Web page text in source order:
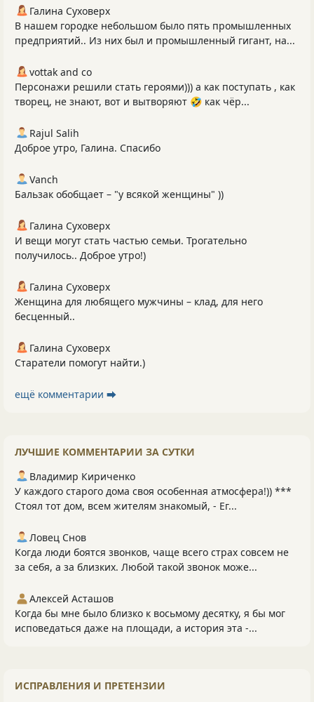
Галина Суховерх
В нашем городке небольшом было пять промышленных
предприятий.. Из них был и промышленный гигант, на...
vottak and co
Персонажи решили стать героями))) а как поступать , как
творец, не знают, вот и вытворяют 🤣 как чёр...
Rajul Salih
Доброе утро, Галина. Спасибо
Vanch
Бальзак обобщает – "у всякой женщины" ))
Галина Суховерх
И вещи могут стать частью семьи. Трогательно
получилось.. Доброе утро!)
Галина Суховерх
Женщина для любящего мужчины – клад, для него
бесценный..
Галина Суховерх
Старатели помогут найти.)
ещё комментарии ⮕
ЛУЧШИЕ КОММЕНТАРИИ ЗА СУТКИ
Владимир Кириченко
У каждого старого дома своя особенная атмосфера!)) ***
Стоял тот дом, всем жителям знакомый, - Ег...
Ловец Снов
Когда люди боятся звонков, чаще всего страх совсем не
за себя, а за близких. Любой такой звонок може...
Алексей Асташов
Когда бы мне было близко к восьмому десятку, я бы мог
исповедаться даже на площади, а история эта -...
ИСПРАВЛЕНИЯ И ПРЕТЕНЗИИ